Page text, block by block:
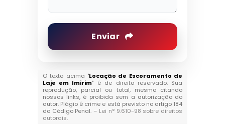
Enviar
O texto acima "Locação de Escoramento de
Laje em Imirim" é de direito reservado. Sua
reprodução, parcial ou total, mesmo citando
nossos links, é proibida sem a autorização do
autor. Plágio é crime e está previsto no artigo 184
do Código Penal. – Lei n° 9.610-98 sobre direitos
autorais.